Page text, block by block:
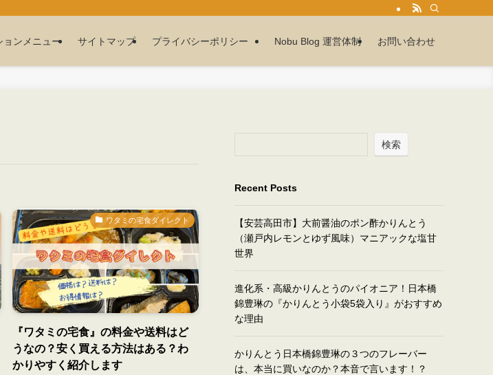
ョンメニュー サイトマップ プライバシーポリシー Nobu Blog 運営体制 お問い合わせ
ワタミの宅食ダイレクト
『ワタミの宅食』の料金や送料はど
うなの？安く買える方法はある？わ
かりやすく紹介します
検索
Recent Posts
【安芸高田市】大前醤油のポン酢かりんとう
（瀬戸内レモンとゆず風味）マニアックな塩甘
世界
進化系・高級かりんとうのパイオニア！日本橋
錦豊琳の『かりんとう小袋5袋入り』がおすすめ
な理由
かりんとう日本橋錦豊琳の３つのフレーバー
は、本当に買いなのか？本音で言います！？